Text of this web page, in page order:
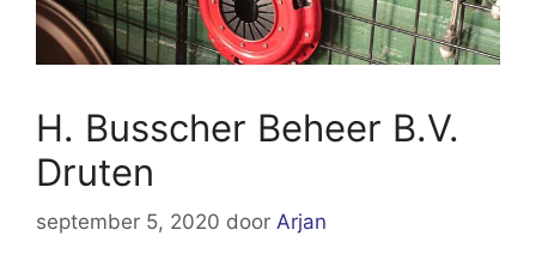
H. Busscher Beheer B.V.
Druten
september 5, 2020 door Arjan